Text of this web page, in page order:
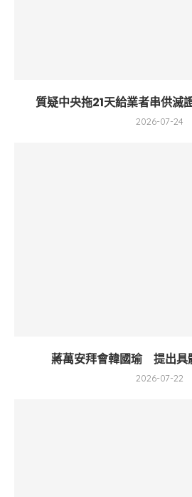
質疑中央拖21天給業者串供
2026-07-24
蔣萬安拜會韓國瑜 提出具
2026-07-22